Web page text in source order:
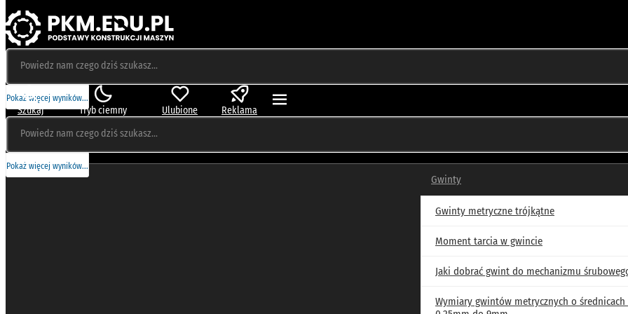
Pokaż więcej wyników...
Szukaj Tryb ciemny Ulubione Reklama
Pokaż więcej wyników...
Gwinty
Gwinty metryczne trójkątne
Moment tarcia w gwincie
Jaki dobrać gwint do mechanizmu
Wymiary gwintów metrycznych o średnicach
BAZA WIEDZY